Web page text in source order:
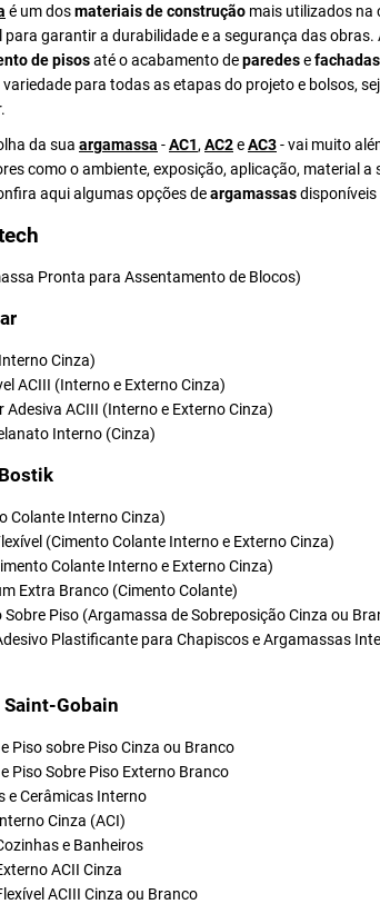
é um dosmateriais de construção mais utilizados na
garantir a durabilidade e a segurança das obras.
de pisosaté o acabamento deparedesefachadas
para todas as etapas do projeto e bolsos,
da sua argamassa -AC1, AC2eAC3- vai muito
como o ambiente, exposição, aplicação, material a
aqui algumas opções deargamassasdisponíveis
Pronta para Assentamento de Blocos)
Cinza)
ACIII (Interno e Externo Cinza)
Adesiva ACIII (Interno e Externo Cinza)
Interno (Cinza)
Colante Interno Cinza)
(Cimento Colante Interno e Externo Cinza)
Colante Interno e Externo Cinza)
Extra Branco (Cimento Colante)
Sobre Piso (Argamassa de Sobreposição Cinza ou
Plastificante para Chapiscos e Argamassas
Gobain
Piso sobre Piso Cinza ou Branco
Piso Sobre Piso Externo Branco
e Cerâmicas Interno
Cinza (ACI)
e Banheiros
ACII Cinza
ACIII Cinza ou Branco